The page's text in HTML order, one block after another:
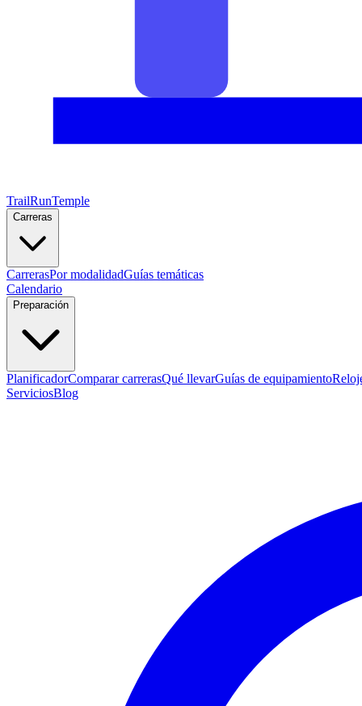
TrailRunTemple
Carreras
CarrerasPor modalidadGuías temáticas
Calendario
Preparación
PlanificadorComparar carrerasQué llevarGuías de equipamiento
ServiciosBlog